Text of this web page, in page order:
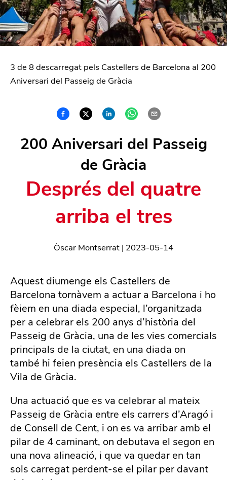
3 de 8 descarregat pels Castellers de Barcelona al 200
Aniversari del Passeig de Gràcia
200 Aniversari del Passeig
de Gràcia
Després del quatre
arriba el tres
Òscar Montserrat | 2023-05-14
Aquest diumenge els Castellers de
Barcelona tornàvem a actuar a Barcelona i ho
fèiem en una diada especial, l’organitzada
per a celebrar els 200 anys d’història del
Passeig de Gràcia, una de les vies comercials
principals de la ciutat, en una diada on
també hi feien presència els Castellers de la
Vila de Gràcia.
Una actuació que es va celebrar al mateix
Passeig de Gràcia entre els carrers d’Aragó i
de Consell de Cent, i on es va arribar amb el
pilar de 4 caminant, on debutava el segon en
una nova alineació, i que va quedar en tan
sols carregat perdent-se el pilar per davant